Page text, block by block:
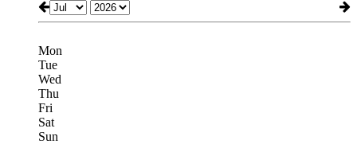
Mon
Tue
Wed
Thu
Fri
Sat
Sun